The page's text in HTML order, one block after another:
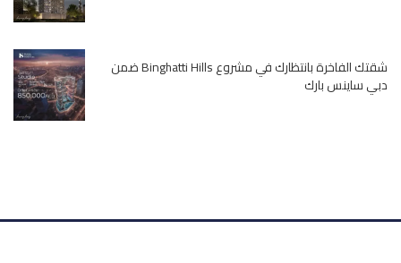
شقتك الفاخرة بانتظارك في مشروع Binghatti Hills ضمن
دبي ساينس بارك